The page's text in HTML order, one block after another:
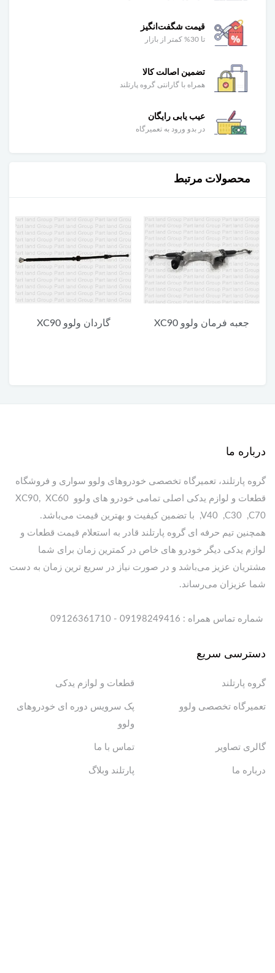
قیمت شگفت‌انگیز
تا 30% کمتر از بازار
تضمین اصالت کالا
همراه با گارانتی گروه پارتلند
عیب یابی رایگان
در بدو ورود به تعمیرگاه
محصولات مرتبط
جعبه فرمان ولوو XC90 گاردان ولوو XC90
درباره ما
گروه پارتلند، تعمیرگاه تخصصی خودروهای ولوو سواری و فروشگاه
قطعات و لوازم یدکی اصلی تمامی خودرو های ولوو XC90, XC60
,V40 ,C30 ,C70 با تضمین کیفیت و بهترین قیمت می‌باشد.
همچنین تیم حرفه ای گروه پارتلند قادر به استعلام قیمت قطعات و
لوازم یدکی دیگر خودرو های خاص در کمترین زمان برای شما
مشتریان عزیز می‌باشد و در صورت نیاز در سریع ترین زمان به دست
شما عزیزان می‌رساند.
شماره تماس همراه : 09198249416 - 09126361710
دسترسی سریع
گروه پارتلند قطعات و لوازم یدکی
تعمیرگاه تخصصی ولوو
پک سرویس دوره ای خودروهای
ولوو
گالری تصاویر تماس با ما
درباره ما پارتلند وبلاگ